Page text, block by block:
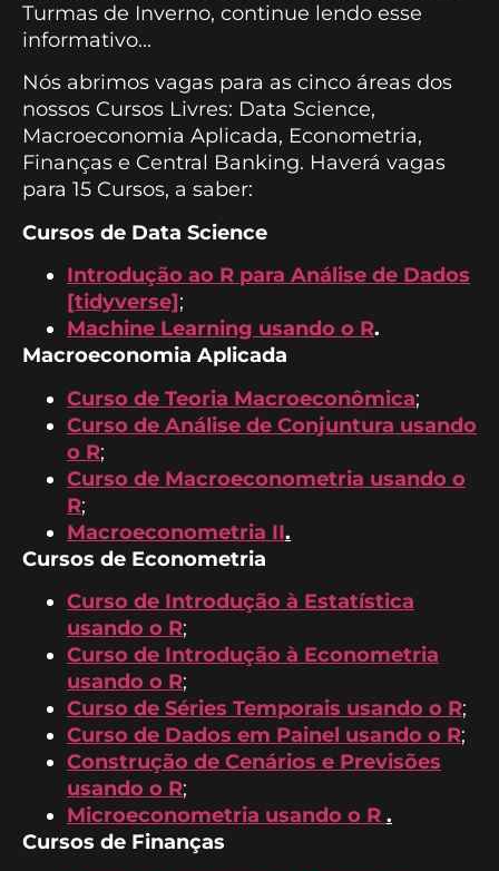
Turmas de Inverno, continue lendo esse
informativo...
Nós abrimos vagas para as cinco áreas dos
nossos Cursos Livres: Data Science,
Macroeconomia Aplicada, Econometria,
Finanças e Central Banking. Haverá vagas
para 15 Cursos, a saber:
Cursos de Data Science
Introdução ao R para Análise de Dados
[tidyverse];
Machine Learning usando o R.
Macroeconomia Aplicada
Curso de Teoria Macroeconômica;
Curso de Análise de Conjuntura usando
o R;
Curso de Macroeconometria usando o
R;
Macroeconometria II.
Cursos de Econometria
Curso de Introdução à Estatística
usando o R;
Curso de Introdução à Econometria
usando o R;
Curso de Séries Temporais usando o R;
Curso de Dados em Painel usando o R;
Construção de Cenários e Previsões
usando o R;
Microeconometria usando o R .
Cursos de Finanças